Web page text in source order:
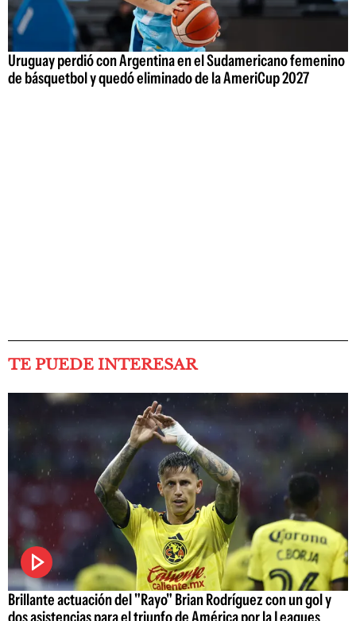
Uruguay perdió con Argentina en el Sudamericano femenino
de básquetbol y quedó eliminado de la AmeriCup 2027
TE PUEDE INTERESAR
Brillante actuación del "Rayo" Brian Rodríguez con un gol y
dos asistencias para el triunfo de América por la Leagues